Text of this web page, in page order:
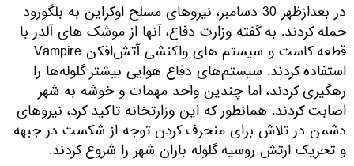
در بعدازظهر 30 دسامبر، نیروهای مسلح اوکراین به بلگورود
حمله کردند. به گفته وزارت دفاع، آنها از موشک های آلدر با
قطعه کاست و سیستم های واکنشی آتش‌افکن Vampire
استفاده کردند. سیستم‌های دفاع هوایی بیشتر گلوله‌ها را
رهگیری کردند، اما چندین واحد مهمات و خوشه به شهر
اصابت کردند. همانطور که این وزارتخانه تاکید کرد، نیروهای
دشمن در تلاش برای منحرف کردن توجه از شکست در جبهه
و تحریک ارتش روسیه گلوله باران شهر را شروع کردند.